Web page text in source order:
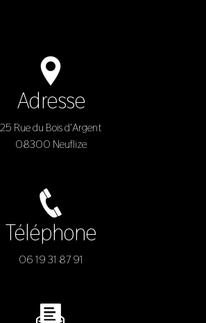
Adresse
25 Rue du Bois d'Argent
08300 Neuflize
Téléphone
06 19 31 87 91